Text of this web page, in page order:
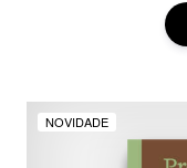
NOVIDADE